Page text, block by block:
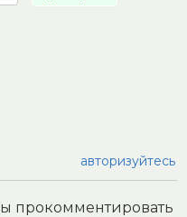
авторизуйтесь
прокомментировать